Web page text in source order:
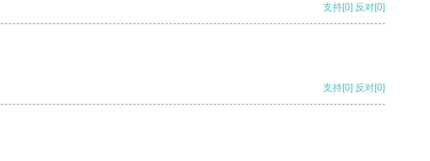
支持[0] 反对[0]
支持[0] 反对[0]